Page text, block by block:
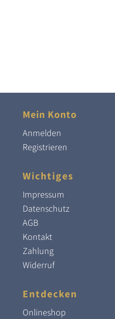
Mein Konto
Anmelden
Registrieren
Wichtiges
Impressum
Datenschutz
AGB
Kontakt
Zahlung
Widerruf
Entdecken
Onlineshop